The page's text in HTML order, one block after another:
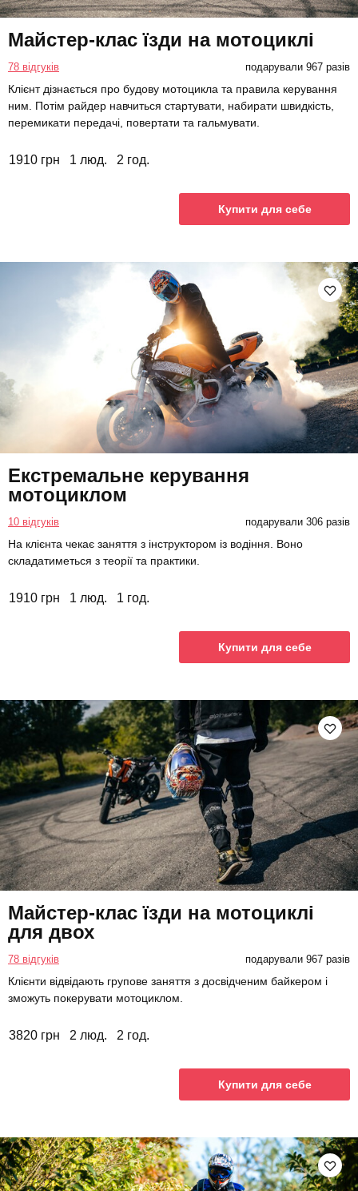
Майстер-клас їзди на мотоциклі
78 відгуків подарували 967 разів
Клієнт дізнається про будову мотоцикла та правила керування
ним. Потім райдер навчиться стартувати, набирати швидкість,
перемикати передачі, повертати та гальмувати.
1910 грн 1 люд. 2 год.
Купити для себе
Екстремальне керування
мотоциклом
10 відгуків подарували 306 разів
На клієнта чекає заняття з інструктором із водіння. Воно
складатиметься з теорії та практики.
1910 грн 1 люд. 1 год.
Купити для себе
Майстер-клас їзди на мотоциклі
для двох
78 відгуків подарували 967 разів
Клієнти відвідають групове заняття з досвідченим байкером і
зможуть покерувати мотоциклом.
3820 грн 2 люд. 2 год.
Купити для себе